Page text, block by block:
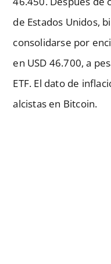
de Estados Unidos,
consolidarse por
en USD 46.700, a
ETF. El dato de
alcistas en Bitcoin.